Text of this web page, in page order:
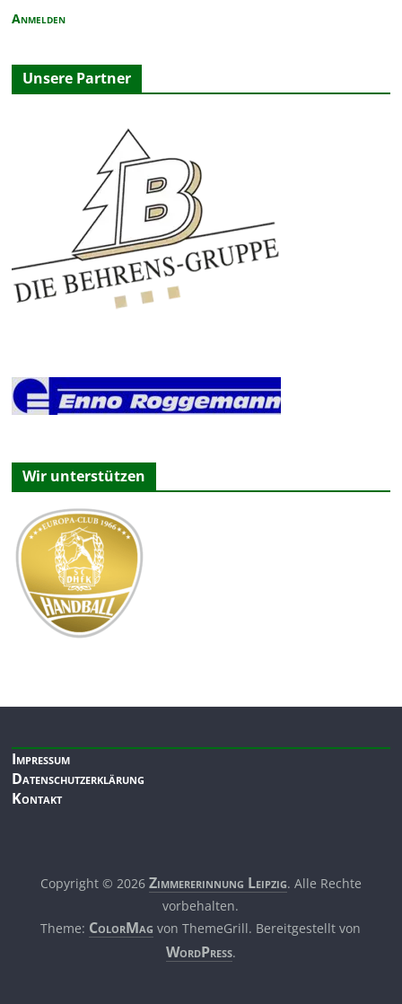
Anmelden
Unsere Partner
Wir unterstützen
Impressum
Datenschutzerklärung
Kontakt
Copyright © 2026 Zimmerer­innung Leipzig. Alle Rechte
vorbehalten.
Theme: ColorMag von ThemeGrill. Bereitgestellt von
WordPress.